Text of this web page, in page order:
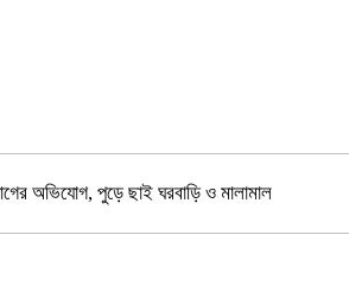
অভিযোগ, পুড়ে ছাই ঘরবাড়ি ও মালামাল